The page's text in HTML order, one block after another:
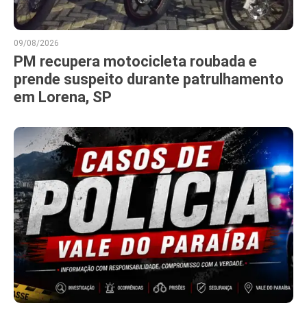
09/08/2026
PM recupera motocicleta roubada e
prende suspeito durante patrulhamento
em Lorena, SP